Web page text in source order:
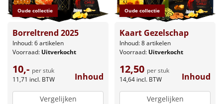
Oude collectie
Borreltrend 2025
Inhoud: 6 artikelen
Voorraad: Uitverkocht
10,- per stuk
11,71 incl. BTW Inhoud
Vergelijken
Oude collectie
Kaart Gezelschap
Inhoud: 8 artikelen
Voorraad: Uitverkocht
12,50 per stuk
14,64 incl. BTW Inhoud
Vergelijken